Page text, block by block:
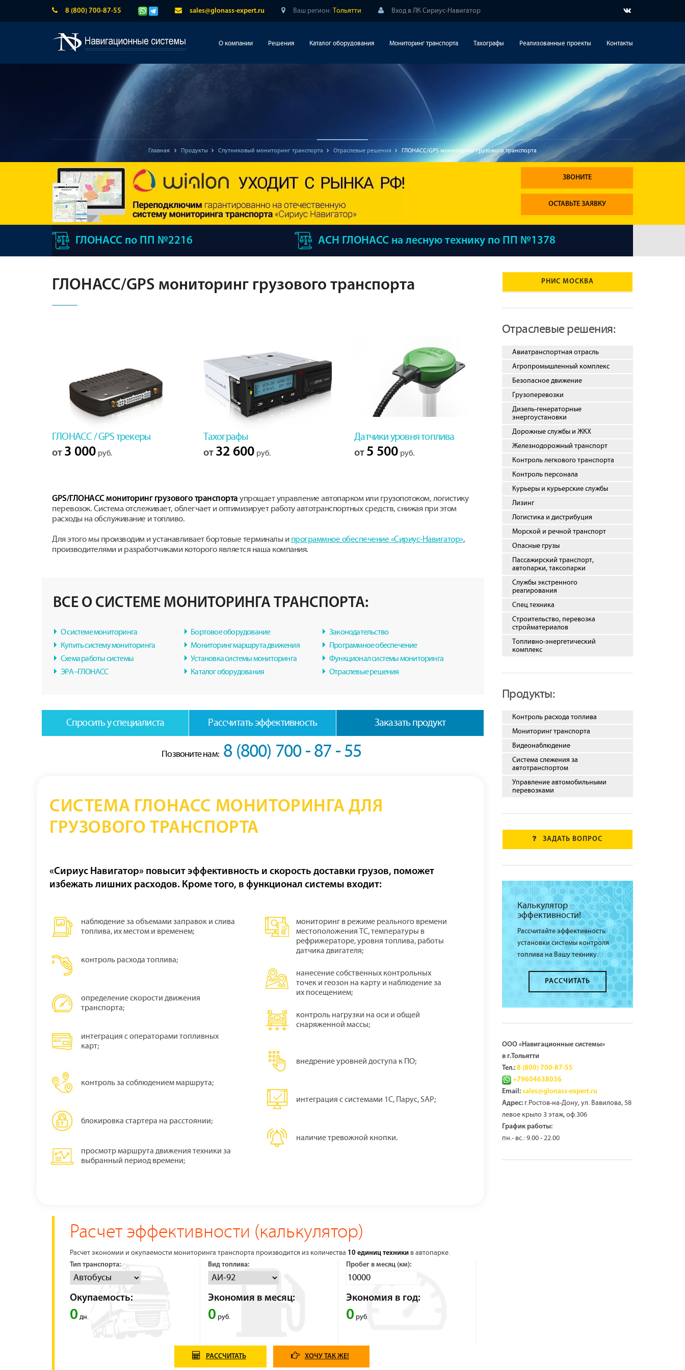
8 (800) 700-87-55 sales@glonass-expert.ru Ваш регион: Тольятти Вход в ЛК Сириус-Навигатор
О компании Решения Каталог оборудования Мониторинг транспорта Тахографы Реализованные проекты Контакты
Главная Продукты Спутниковый мониторинг транспорта Отраслевые решения ГЛОНАСС/GPS мониторинг грузового транспорта
ЗВОНИТЕ
ОСТАВЬТЕ ЗАЯВКУ
ГЛОНАСС по ПП №2216 АСН ГЛОНАСС на лесную технику по ПП №1378
ГЛОНАСС/GPS мониторинг грузового транспорта
ГЛОНАСС / GPS трекеры
от 3 000 руб.
Тахографы
от 32 600 руб.
Датчики уровня топлива
от 5 500 руб.
GPS/ГЛОНАСС мониторинг грузового транспорта упрощает управление автопарком или грузопотоком, логистику
перевозок. Система отслеживает, облегчает и оптимизирует работу автотранспортных средств, снижая при этом
расходы на обслуживание и топливо.
Для этого мы производим и устанавливает бортовые терминалы и программное обеспечение «Сириус-Навигатор»,
производителями и разработчиками которого является наша компания.
ВСЕ О СИСТЕМЕ МОНИТОРИНГА ТРАНСПОРТА:
О системе мониторинга
Купить систему мониторинга
Схема работы системы
ЭРА–ГЛОНАСС
Бортовое оборудование
Мониторинг маршрута движения
Установка системы мониторинга
Каталог оборудования
Законодательство
Программное обеспечение
Функционал системы мониторинга
Отраслевые решения
Спросить у специалиста Рассчитать эффективность Заказать продукт
Позвоните нам: 8 (800) 700 - 87 - 55
СИСТЕМА ГЛОНАСС МОНИТОРИНГА ДЛЯ
ГРУЗОВОГО ТРАНСПОРТА
«Сириус Навигатор» повысит эффективность и скорость доставки грузов, поможет
избежать лишних расходов. Кроме того, в функционал системы входит:
наблюдение за объемами заправок и слива
топлива, их местом и временем;
контроль расхода топлива;
определение скорости движения
транспорта;
интеграция с операторами топливных
карт;
контроль за соблюдением маршрута;
блокировка стартера на расстоянии;
просмотр маршрута движения техники за
выбранный период времени;
мониторинг в режиме реального времени
местоположения ТС, температуры в
рефрижераторе, уровня топлива, работы
датчика двигателя;
нанесение собственных контрольных
точек и геозон на карту и наблюдение за
их посещением;
контроль нагрузки на оси и общей
снаряженной массы;
внедрение уровней доступа к ПО;
интеграция с системами 1С, Парус, SAP;
наличие тревожной кнопки.
Расчет эффективности (калькулятор)
Расчет экономии и окупаемости мониторинга транспорта производится из количества 10 единиц техники в автопарке.
Тип транспорта:
Окупаемость:
0 дн.
Вид топлива:
Экономия в месяц:
0 руб.
Пробег в месяц (км):
Экономия в год:
0 руб.
РАССЧИТАТЬ ХОЧУ ТАК ЖЕ!
РНИС МОСКВА
Отраслевые решения:
Авиатранспортная отрасль
Агропромышленный комплекс
Безопасное движение
Грузоперевозки
Дизель-генераторные
энергоустановки
Дорожные службы и ЖКХ
Железнодорожный транспорт
Контроль легкового транспорта
Контроль персонала
Курьеры и курьерские службы
Лизинг
Логистика и дистрибуция
Морской и речной транспорт
Опасные грузы
Пассажирский транспорт,
автопарки, таксопарки
Службы экстренного
реагирования
Спец.техника
Строительство, перевозка
стройматериалов
Топливно-энергетический
комплекс
Продукты:
Контроль расхода топлива
Мониторинг транспорта
Видеонаблюдение
Система слежения за
автотранспортом
Управление автомобильными
перевозками
ЗАДАТЬ ВОПРОС
Калькулятор
эффективности!
Рассчитайте эффективность
установки системы контроля
топлива на Вашу технику.
РАССЧИТАТЬ
ООО «Навигационные системы»
в г.Тольятти
Тел.: 8 (800) 700-87-55
+79604638036
Email: sales@glonass-expert.ru
Адрес:г.Ростов-на-Дону, ул. Вавилова, 58
левое крыло 3 этаж, оф.306
График работы:
пн.- вс.: 9.00 - 22.00